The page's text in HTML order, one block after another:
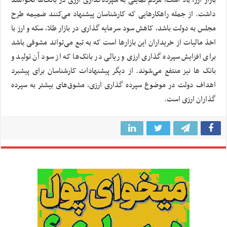
داشت. از جمله راهکارهایی که کارشناسان پیشنهاد می‌کنند ضمیمه طرح
مجلس به دولت باشد، کاهش سود سرمایه گذاری در بازار طلا، سکه و ارز با
اخذ مالیات از خریداران این بازارها است که به تبع می‌تواند مشوقی باشد
برای افزایش سپرده گذاری ارزی و ریالی در بانک‌ها که از سود آن تولید و
بانک ها نیز منتفع می‌شوند. از دیگر پیشنهادات کارشناسان برای پیشبرد
اهداف دولت در موضوع سپرده گذاری ارزی، مشوق‌های بیشتر به سپرده
گذاران ارزی است.